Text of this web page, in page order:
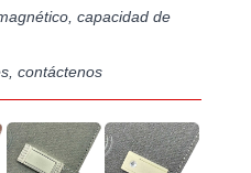
capacidad de
contáctenos